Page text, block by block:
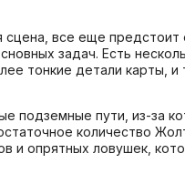
сцена, все еще
задач. Есть
тонкие детали карты,
пути, из-за
количество
и опрятных ловушек,